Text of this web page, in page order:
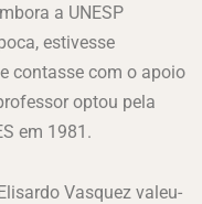
a UNESP
estivesse
contasse com o apoio
optou pela
em 1981.
Vasquez valeu-